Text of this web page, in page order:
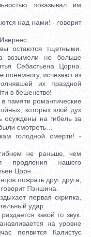
показывал им
над нами! - говорит
остаются тщетными.
возымели не больше
Себастьена Цорна.
понемногу, исчезают из
их праздной
в бешенство!
памяти романтические
которых злой дух
осуждены на гибель за
смотреть…
голодной смерти! -
не раньше, чем
продления нашего
Цорн.
пожрать друг друга,
Пэншина.
первая скрипка,
удар.
какой то звук.
на уровне
появится Калистус